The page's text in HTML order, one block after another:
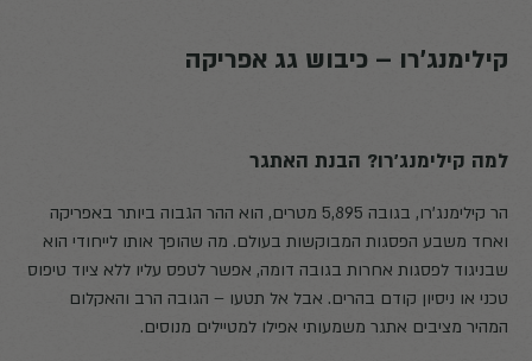
קילימנג'רו – כיבוש גג אפריקה
למה קילימנג'רו? הבנת האתגר
הר קילימנג'רו, בגובה 5,895 מטרים, הוא ההר הגבוה ביותר באפריקה
ואחד משבע הפסגות המבוקשות בעולם. מה שהופך אותו לייחודי הוא
שבניגוד לפסגות אחרות בגובה דומה, אפשר לטפס עליו ללא ציוד טיפוס
טכני או ניסיון קודם בהרים. אבל אל תטעו – הגובה הרב והאקלום
המהיר מציבים אתגר משמעותי אפילו למטיילים מנוסים.